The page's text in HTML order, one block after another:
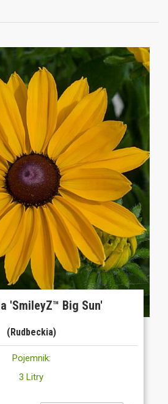
'SmileyZ™ Big Sun'
(Rudbeckia)
Pojemnik:
3 Litry